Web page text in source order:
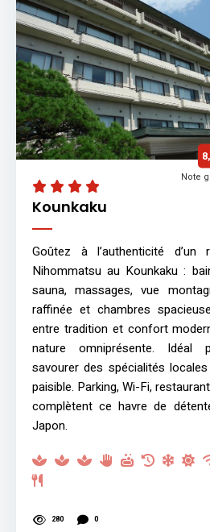
Kounkaku
Note
Goûtez à l’authenticité d’un
Nihommatsu au Kounkaku :
sauna, massages, vue
raffinée et chambres
entre tradition et confort
nature omniprésente. Idéal
savourer des spécialités
paisible. Parking, Wi-Fi,
complètent ce havre de
Japon.
280 0